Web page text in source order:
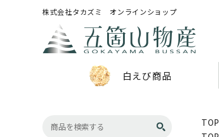
株式会社タカズミ オンラインショップ
白えび商品
TOP